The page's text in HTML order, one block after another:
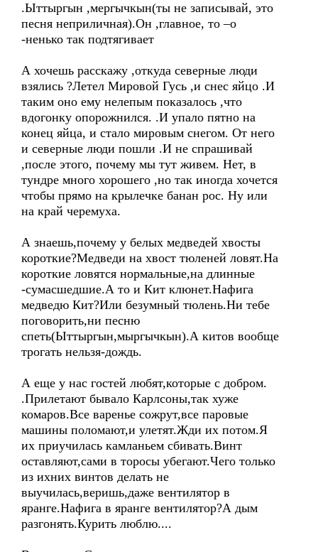
.Ыттыргын ,мергычкын(ты не записывай, это
песня неприличная).Он ,главное, то –о
-ненько так подтягивает
А хочешь расскажу ,откуда северные люди
взялись ?Летел Мировой Гусь ,и снес яйцо .И
таким оно ему нелепым показалось ,что
вдогонку опорожнился. .И упало пятно на
конец яйца, и стало мировым снегом. От него
и северные люди пошли .И не спрашивай
,после этого, почему мы тут живем. Нет, в
тундре много хорошего ,но так иногда хочется
чтобы прямо на крылечке банан рос. Ну или
на край черемуха.
А знаешь,почему у белых медведей хвосты
короткие?Медведи на хвост тюленей ловят.На
короткие ловятся нормальные,на длинные
-сумасшедшие.А то и Кит клюнет.Нафига
медведю Кит?Или безумный тюлень.Ни тебе
поговорить,ни песню
спеть(Ыттыргын,мыргычкын).А китов вообще
трогать нельзя-дождь.
А еще у нас гостей любят,которые с добром.
.Прилетают бывало Карлсоны,так хуже
комаров.Все варенье сожрут,все паровые
машины поломают,и улетят.Жди их потом.Я
их приучилась камланьем сбивать.Винт
оставляют,сами в торосы убегают.Чего только
из ихних винтов делать не
выучилась,веришь,даже вентилятор в
яранге.Нафига в яранге вентилятор?А дым
разгонять.Курить люблю....